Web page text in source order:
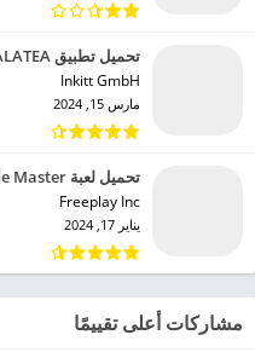
تحميل تطبيق GALATEA مهكر للاندرويد 2024
Inkitt GmbH‏
مارس 15, 2024
تحميل لعبة Ride Master مهكرة للاندرويد 2024
Freeplay Inc‏
يناير 17, 2024
مشاركات أعلى تقييمًا